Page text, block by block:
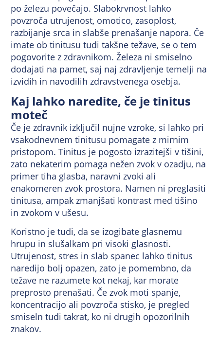
po železu povečajo. Slabokrvnost lahko
povzroča utrujenost, omotico, zasoplost,
razbijanje srca in slabše prenašanje napora. Če
imate ob tinitusu tudi takšne težave, se o tem
pogovorite z zdravnikom. Železa ni smiselno
dodajati na pamet, saj naj zdravljenje temelji na
izvidih in navodilih zdravstvenega osebja.
Kaj lahko naredite, če je tinitus
moteč
Če je zdravnik izključil nujne vzroke, si lahko pri
vsakodnevnem tinitusu pomagate z mirnim
pristopom. Tinitus je pogosto izrazitejši v tišini,
zato nekaterim pomaga nežen zvok v ozadju, na
primer tiha glasba, naravni zvoki ali
enakomeren zvok prostora. Namen ni preglasiti
tinitusa, ampak zmanjšati kontrast med tišino
in zvokom v ušesu.
Koristno je tudi, da se izogibate glasnemu
hrupu in slušalkam pri visoki glasnosti.
Utrujenost, stres in slab spanec lahko tinitus
naredijo bolj opazen, zato je pomembno, da
težave ne razumete kot nekaj, kar morate
preprosto prenašati. Če zvok moti spanje,
koncentracijo ali povzroča stisko, je pregled
smiseln tudi takrat, ko ni drugih opozorilnih
znakov.